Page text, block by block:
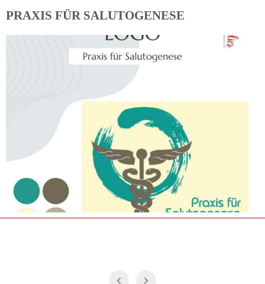
PRAXIS FÜR SALUTOGENESE